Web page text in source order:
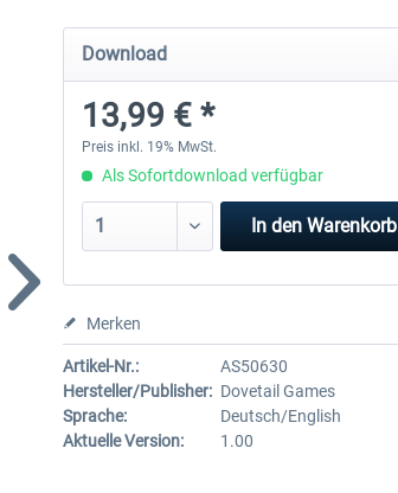
Download
13,99 € *
Preis inkl. 19% MwSt.
Als Sofortdownload verfügbar
In den Warenkorb
Merken
Artikel-Nr.:
AS50630
Hersteller/Publisher: Dovetail Games
Sprache:
Deutsch/English
Aktuelle Version:
1.00